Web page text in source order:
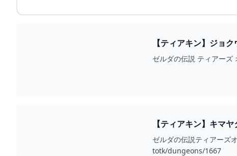
【ティアキン】ジョ
ゼルダの伝説 ティアーズ
【ティアキン】キマ
ゼルダの伝説ティアーズ
totk/dungeons/1667